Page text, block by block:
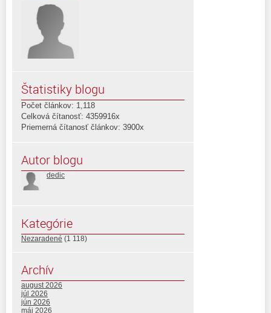
Štatistiky blogu
Počet článkov: 1,118
Celková čítanosť: 4359916x
Priemerná čítanosť článkov: 3900x
Autor blogu
dedic
Kategórie
Nezaradené (1 118)
Archív
august 2026
júl 2026
jún 2026
máj 2026